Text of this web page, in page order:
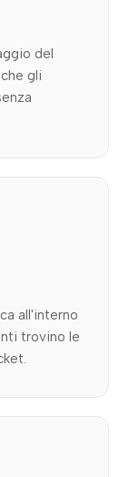
del
gli
all'interno
trovino le